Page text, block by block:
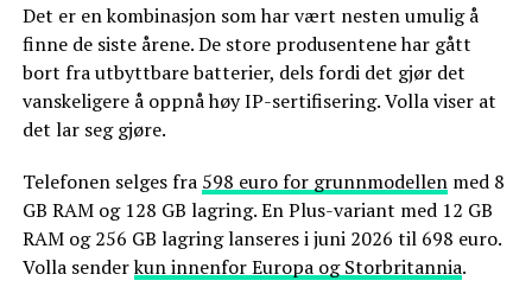
Det er en kombinasjon som har vært nesten umulig å
finne de siste årene. De store produsentene har gått
bort fra utbyttbare batterier, dels fordi det gjør det
vanskeligere å oppnå høy IP-sertifisering. Volla viser at
det lar seg gjøre.
Telefonen selges fra 598 euro for grunnmodellenmed 8
GB RAM og 128 GB lagring. En Plus-variant med 12 GB
RAM og 256 GB lagring lanseres i juni 2026 til 698 euro.
Volla senderkun innenfor Europa og Storbritannia.